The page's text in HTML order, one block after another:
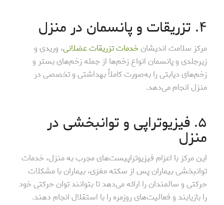
۴. تزریقات و پانسمان در منزل
مرکز سلامت اندیشانخدمات تزریقات عضلانی، وریدی و
زیرجلدی و پانسمان انواع زخم‌ها از جمله زخم‌های بستر و
زخم‌های دیابتی را به‌صورت کاملاً بهداشتی و تخصصی در
منزل انجام می‌دهد.
۵. فیزیوتراپی و توانبخشی در
منزل
این مرکز با اعزام فیزیوتراپیست‌های مجرب به منزل، خدمات
توانبخشی بیماران پس از سکته مغزی، بیماران با مشکلات
حرکتی و سالمندان را ارائه می‌دهد تا بتوانند توان حرکتی خود
را بازیابند و فعالیت‌های روزمره را با استقلال انجام دهند.